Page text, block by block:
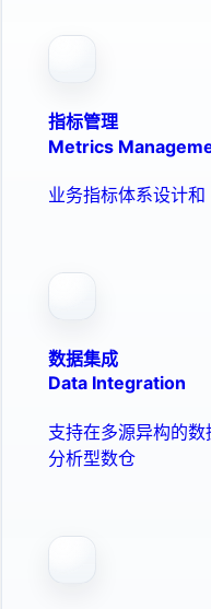
指标管理
Metrics
业务指标体系设计和
数据集成
Data Integration
支持在多源异构的
分析型数仓